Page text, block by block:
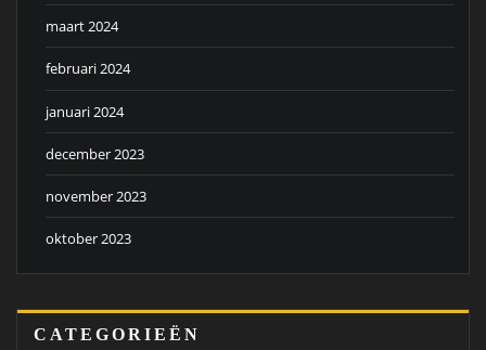
maart 2024
februari 2024
januari 2024
december 2023
november 2023
oktober 2023
CATEGORIEËN